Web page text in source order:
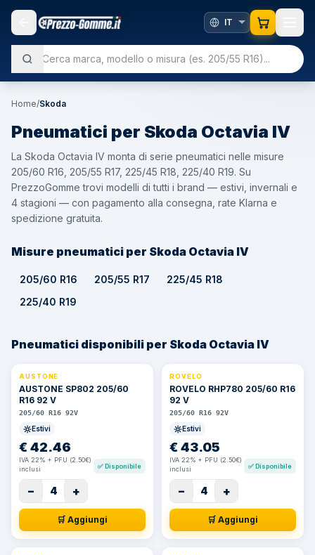
Home/Skoda
Pneumatici per Skoda Octavia IV
La Skoda Octavia IV monta di serie pneumatici nelle misure
205/60 R16, 205/55 R17, 225/45 R18, 225/40 R19. Su
PrezzoGomme trovi modelli di tutti i brand — estivi, invernali e
4 stagioni — con pagamento alla consegna, rate Klarna e
spedizione gratuita.
Misure pneumatici per Skoda Octavia IV
205/60 R16 205/55 R17
225/45 R18
225/40 R19
Pneumatici disponibili per Skoda Octavia IV
AUSTONE
AUSTONE SP802 205/60
R16 92 V
205/60 R16 92V
Estivi
€42.46
IVA 22% + PFU (2.50€)
inclusi
✅Disponibile
− 4 +
🛒 Aggiungi
ROVELO
ROVELO RHP780 205/60 R16
92 V
205/60 R16 92V
Estivi
€43.05
IVA 22% + PFU (2.50€)
inclusi
✅Disponibile
− 4 +
🛒 Aggiungi